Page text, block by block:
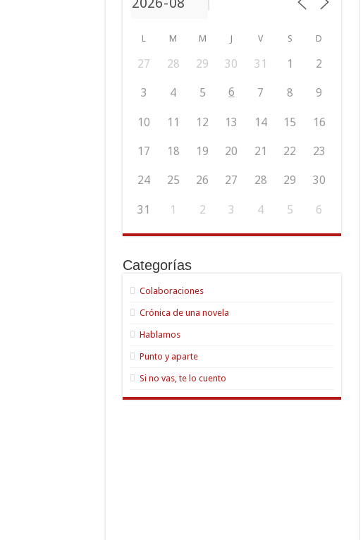
L M M J V S D
27 28 29 30 31 1 2
3 4 5 6 7 8 9
10 11 12 13 14 15 16
17 18 19 20 21 22 23
24 25 26 27 28 29 30
31 1 2 3 4 5 6
Categorías
Colaboraciones
Crónica de una novela
Hablamos
Punto y aparte
Si no vas, te lo cuento